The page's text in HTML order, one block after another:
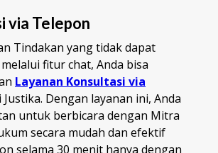
via Telepon
Tindakan yang tidak dapat
fitur chat, Anda bisa
Layanan Konsultasi via
Justika. Dengan layanan ini, Anda
untuk berbicara dengan Mitra
secara mudah dan efektif
selama 30 menit hanya dengan